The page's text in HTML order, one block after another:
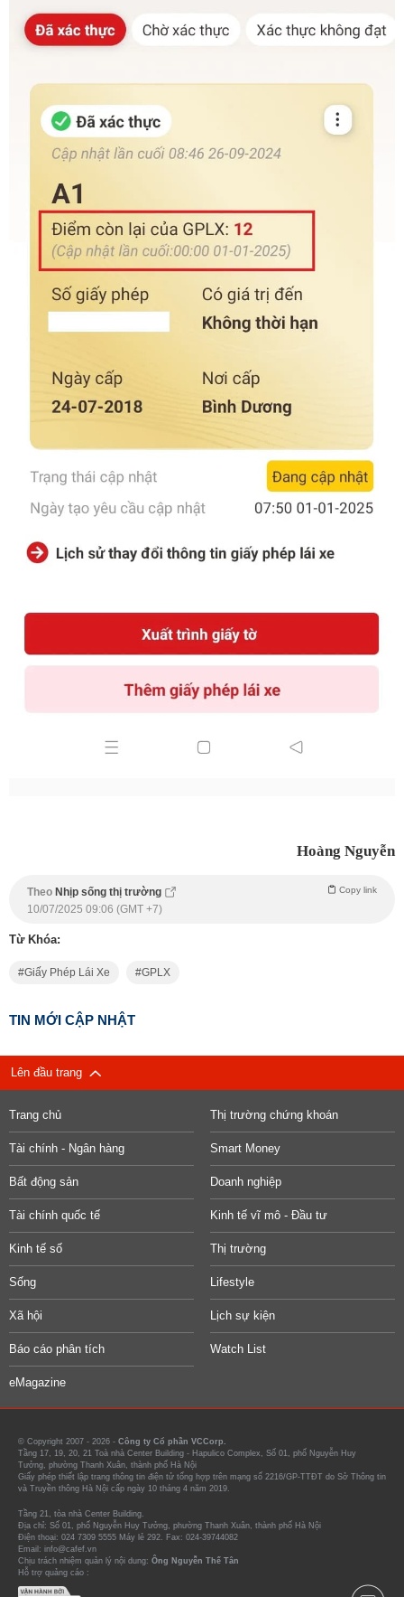
Hoàng Nguyễn
Theo Nhịp sống thị trường Copy link
10/07/2025 09:06 (GMT +7)
Từ Khóa:
Giấy Phép Lái Xe GPLX
TIN MỚI CẬP NHẬT
Lên đầu trang
Trang chủ Thị trường chứng khoán
Tài chính - Ngân hàng Smart Money
Bất động sản Doanh nghiệp
Tài chính quốc tế Kinh tế vĩ mô - Đầu tư
Kinh tế số Thị trường
Sống Lifestyle
Xã hội Lịch sự kiện
Báo cáo phân tích Watch List
eMagazine
© Copyright 2007 - 2026 - Công ty Cổ phần VCCorp.
Tầng 17, 19, 20, 21 Toà nhà Center Building - Hapulico Complex, Số 01, phố Nguyễn Huy
Tưởng, phường Thanh Xuân, thành phố Hà Nội
Giấy phép thiết lập trang thông tin điện tử tổng hợp trên mạng số 2216/GP-TTĐT do Sở Thông tin
và Truyền thông Hà Nội cấp ngày 10 tháng 4 năm 2019.
Tầng 21, tòa nhà Center Building.
Địa chỉ: Số 01, phố Nguyễn Huy Tưởng, phường Thanh Xuân, thành phố Hà Nội
Điện thoại: 024 7309 5555 Máy lẻ 292. Fax: 024-39744082
Email: info@cafef.vn
Chịu trách nhiệm quản lý nội dung: Ông Nguyễn Thế Tân
Hỗ trợ quảng cáo :